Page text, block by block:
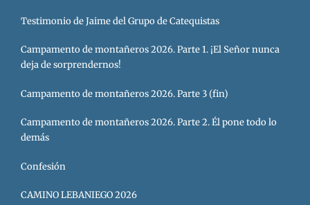
Testimonio de Jaime del Grupo de Catequistas
Campamento de montañeros 2026. Parte 1. ¡El Señor nunca
deja de sorprendernos!
Campamento de montañeros 2026. Parte 3 (fin)
Campamento de montañeros 2026. Parte 2. Él pone todo lo
demás
Confesión
CAMINO LEBANIEGO 2026